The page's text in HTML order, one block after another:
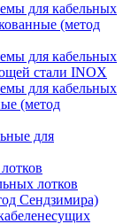
для кабельных
(метод
для кабельных
стали INOX
для кабельных
(метод
для
лотков
Сендзимира)